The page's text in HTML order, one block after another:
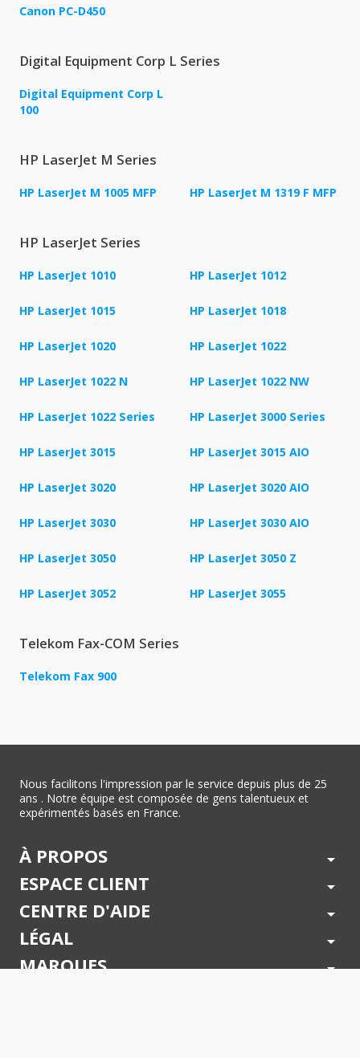
Canon PC-D450
Digital Equipment Corp L Series
Digital Equipment Corp L
100
HP LaserJet M Series
HP LaserJet M 1005 MFP HP LaserJet M 1319 F MFP
HP LaserJet Series
HP LaserJet 1010 HP LaserJet 1012
HP LaserJet 1015 HP LaserJet 1018
HP LaserJet 1020 HP LaserJet 1022
HP LaserJet 1022 N HP LaserJet 1022 NW
HP LaserJet 1022 Series HP LaserJet 3000 Series
HP LaserJet 3015 HP LaserJet 3015 AIO
HP LaserJet 3020 HP LaserJet 3020 AIO
HP LaserJet 3030 HP LaserJet 3030 AIO
HP LaserJet 3050 HP LaserJet 3050 Z
HP LaserJet 3052 HP LaserJet 3055
Telekom Fax-COM Series
Telekom Fax 900
Nous facilitons l'impression par le service depuis plus de 25
ans . Notre équipe est composée de gens talentueux et
expérimentés basés en France.
À PROPOS arrow_drop_down
ESPACE CLIENT arrow_drop_down
CENTRE D'AIDE arrow_drop_down
LÉGAL arrow_drop_down
MARQUES arrow_drop_down